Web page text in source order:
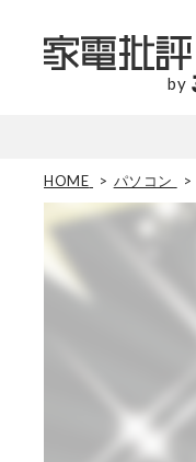
by
HOME パソコン